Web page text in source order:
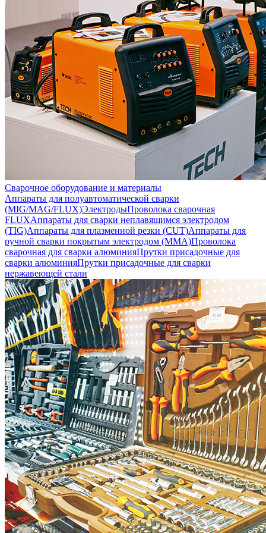
Сварочное оборудование и материалы
Аппараты для полуавтоматической сварки
(MIG/MAG/FLUX)ЭлектродыПроволока сварочная
FLUXАппараты для сварки неплавящимся электродом
(TIG)Аппараты для плазменной резки (CUT)Аппараты для
ручной сварки покрытым электродом (MMA)Проволока
сварочная для сварки алюминияПрутки присадочные для
сварки алюминияПрутки присадочные для сварки
нержавеющей стали